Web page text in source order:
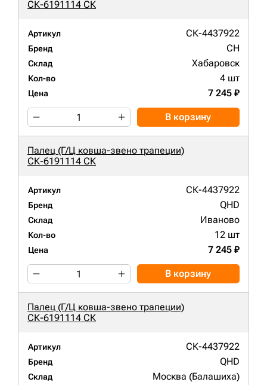
СК-6191114 СК
Артикул СК-4437922
Бренд CH
Склад Хабаровск
Кол-во 4 шт
Цена 7 245 ₽
В корзину
Палец (Г/Ц ковша-звено трапеции)
СК-6191114 СК
Артикул СК-4437922
Бренд QHD
Склад Иваново
Кол-во 12 шт
Цена 7 245 ₽
В корзину
Палец (Г/Ц ковша-звено трапеции)
СК-6191114 СК
Артикул СК-4437922
Бренд QHD
Склад Москва (Балашиха)